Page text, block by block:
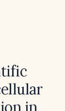
in